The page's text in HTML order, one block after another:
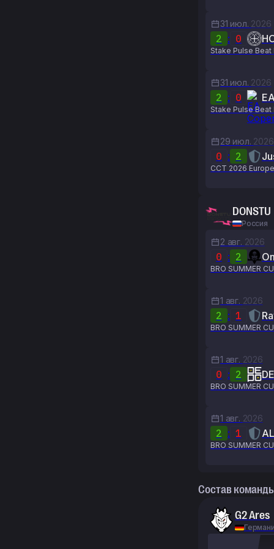
31 июл. 2026
2 : 0
Stake Pulse Beat
31 июл. 2026
2 : 0
Stake Pulse Beat
29 июл. 2026
0 : 2
CCT 2026
DONSTU
Россия
2 авг. 2026
0 : 2
BRO SUMMER
1 авг. 2026
2 : 1
BRO SUMMER
1 авг. 2026
0 : 2
BRO SUMMER
1 авг. 2026
2 : 1
BRO SUMMER
Состав
G2 Ares